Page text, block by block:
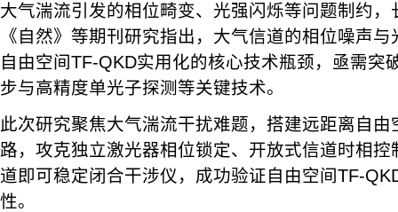
大气湍流引发的相位畸变、光强闪烁等问题制约
《自然》等期刊研究指出，大气信道的相位噪声
自由空间TF-QKD实用化的核心技术瓶颈，亟需突
步与高精度单光子探测等关键技术。
此次研究聚焦大气湍流干扰难题，搭建远距离自
路，攻克独立激光器相位锁定、开放式信道时相
道即可稳定闭合干涉仪，成功验证自由空间TF-
性。